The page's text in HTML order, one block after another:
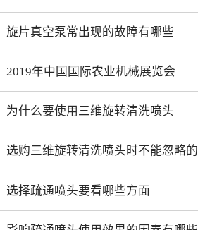
旋片真空泵常出现的故障有哪些
2019年中国国际农业机械展览会
为什么要使用三维旋转清洗喷头
选择疏通喷头要看哪些方面